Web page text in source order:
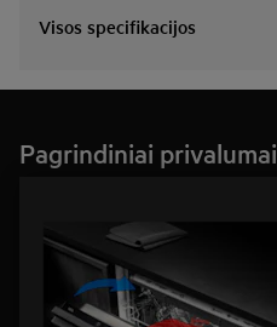
Visos specifikacijos
Pagrindiniai privalumai